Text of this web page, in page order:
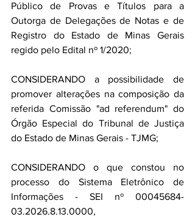
Público de Provas e Títulos para a
Outorga de Delegações de Notas e de
Registro do Estado de Minas Gerais
regido pelo Edital nº 1/2020;
CONSIDERANDO a possibilidade de
promover alterações na composição da
referida Comissão "ad referendum" do
Órgão Especial do Tribunal de Justiça
do Estado de Minas Gerais - TJMG;
CONSIDERANDO o que constou no
processo do Sistema Eletrônico de
Informações - SEI nº 00045684-
03.2026.8.13.0000,